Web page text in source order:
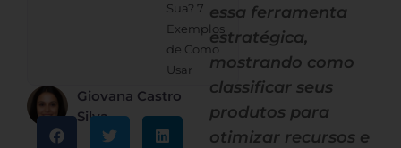
Sua? 7
Exemplos
de Como
Usar
Giovana Castro
Silva
essa ferramenta
estratégica,
mostrando como
classificar seus
produtos para
otimizar recursos e